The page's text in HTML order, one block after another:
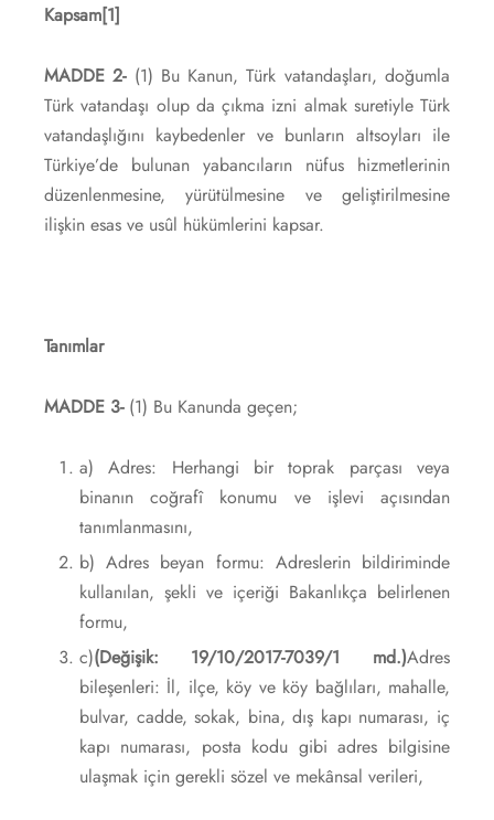
Kapsam[1]
MADDE 2-(1) Bu Kanun, Türk vatandaşları, doğumla
Türk vatandaşı olup da çıkma izni almak suretiyle Türk
vatandaşlığını kaybedenler ve bunların altsoyları ile
Türkiye’de bulunan yabancıların nüfus hizmetlerinin
düzenlenmesine, yürütülmesine ve geliştirilmesine
ilişkin esas ve usûl hükümlerini kapsar.
Tanımlar
MADDE 3-(1) Bu Kanunda geçen;
a) Adres: Herhangi bir toprak parçası veya
binanın coğrafî konumu ve işlevi açısından
tanımlanmasını,
b) Adres beyan formu: Adreslerin bildiriminde
kullanılan, şekli ve içeriği Bakanlıkça belirlenen
formu,
c)(Değişik: 19/10/2017-7039/1 md.)Adres
bileşenleri: İl, ilçe, köy ve köy bağlıları, mahalle,
bulvar, cadde, sokak, bina, dış kapı numarası, iç
kapı numarası, posta kodu gibi adres bilgisine
ulaşmak için gerekli sözel ve mekânsal verileri,